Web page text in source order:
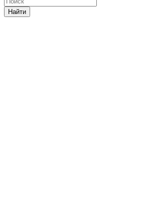
Найти